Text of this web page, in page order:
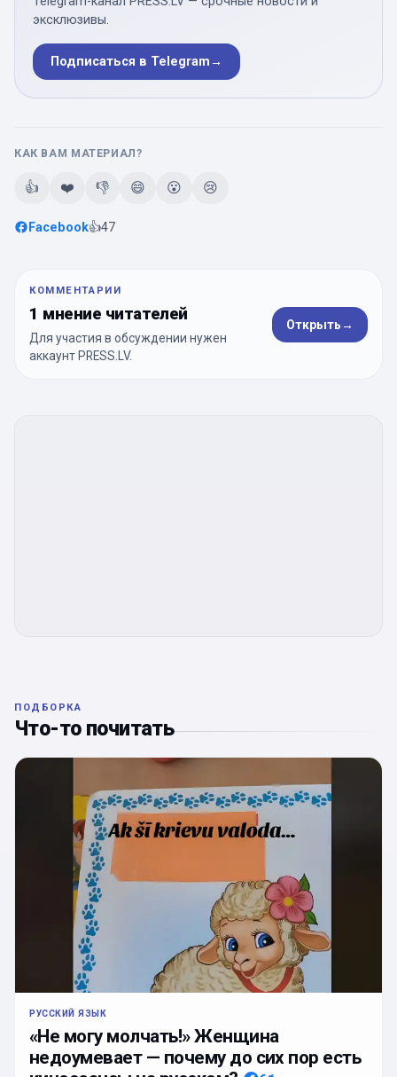
эксклюзивы.
Подписаться в Telegram→
КАК ВАМ МАТЕРИАЛ?
👍 ❤️ 👎 😄 😮 😢
Facebook👍47
КОММЕНТАРИИ
1 мнение читателей
Для участия в обсуждении нужен
аккаунт PRESS.LV.
Открыть→
ПОДБОРКА
Что-то почитать
РУССКИЙ ЯЗЫК
«Не могу молчать!» Женщина
недоумевает — почему до сих пор есть